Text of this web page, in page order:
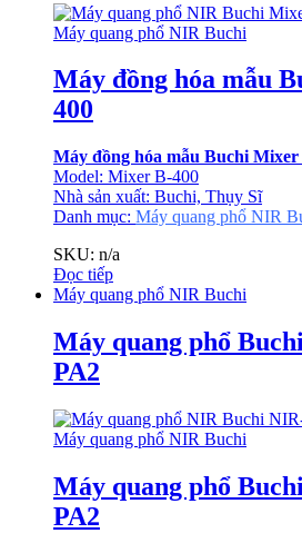
Máy quang phổ NIR Buchi
Máy đồng hóa mẫu
400
Máy đồng hóa mẫu Buchi Mixer
Model: Mixer B-400
Nhà sản xuất: Buchi, Thụy Sĩ
Danh mục: Máy quang phổ NIR
SKU: n/a
Đọc tiếp
Máy quang phổ NIR Buchi
Máy quang phổ
PA2
Máy quang phổ NIR Buchi
Máy quang phổ
PA2